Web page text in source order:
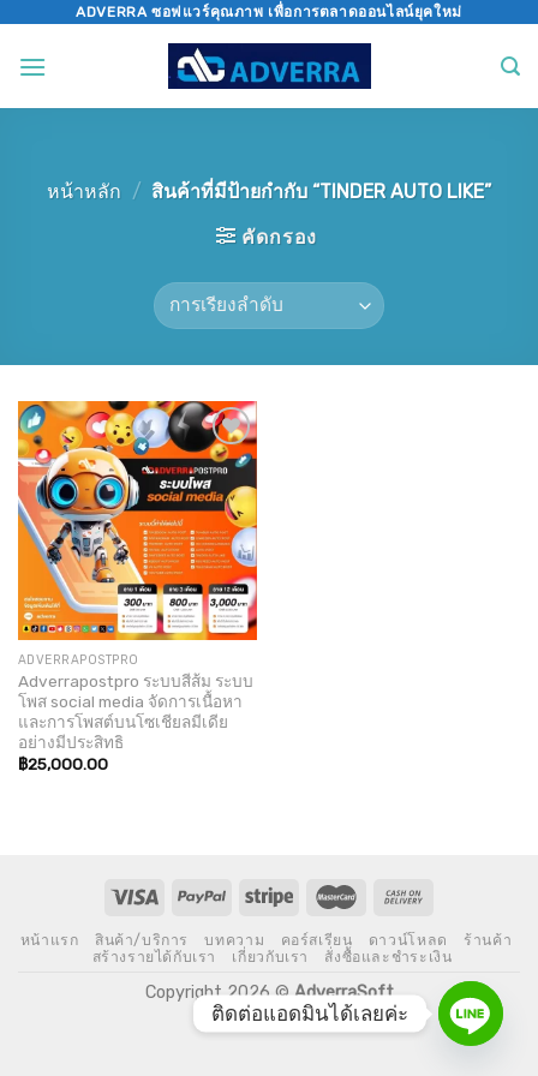
content
ADVERRA ซอฟแวร์คุณภาพ เพื่อการตลาดออนไลน์ยุคใหม่
หน้าหลัก / สินค้าที่มีป้ายกำกับ “TINDER AUTO LIKE”
คัดกรอง
Add to
wishlist
ADVERRAPOSTPRO
Adverrapostpro ระบบสีส้ม ระบบ
โพส social media จัดการเนื้อหา
และการโพสต์บนโซเชียลมีเดีย
อย่างมีประสิทธิ
฿25,000.00
หน้าแรก สินค้า/บริการ บทความ คอร์สเรียน ดาวน์โหลด
ร้านค้า
สร้างรายได้กับเรา
เกี่ยวกับเรา สั่งซื้อและชำระเงิน
Copyright 2026 © AdverraSoft
ติดต่อแอดมินได้เลยค่ะ